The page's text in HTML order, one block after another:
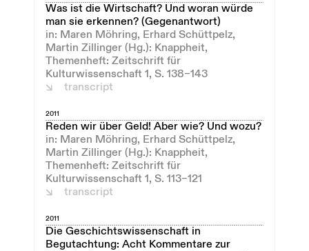
Was ist die Wirtschaft? Und woran würde
man sie erkennen? (Gegenantwort)
in: Maren Möhring, Erhard Schüttpelz,
Martin Zillinger (Hg.): Knappheit,
Themenheft: Zeitschrift für
Kulturwissenschaft 1, S. 138–143
transcript
2011
Reden wir über Geld! Aber wie? Und wozu?
in: Maren Möhring, Erhard Schüttpelz,
Martin Zillinger (Hg.): Knappheit,
Themenheft: Zeitschrift für
Kulturwissenschaft 1, S. 113–121
transcript
2011
Die Geschichtswissenschaft in
Begutachtung: Acht Kommentare zur